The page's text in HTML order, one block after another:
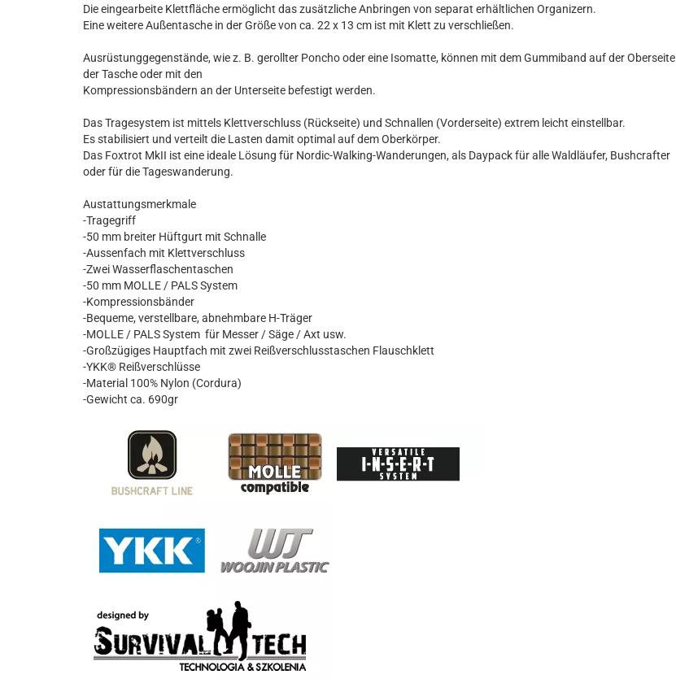
Die eingearbeite Klettfläche ermöglicht das zusätzliche Anbringen von separat erhältlichen Organizern.
Eine weitere Außentasche in der Größe von ca. 22 x 13 cm ist mit Klett zu verschließen.
Ausrüstunggegenstände, wie z. B. gerollter Poncho oder eine Isomatte, können mit dem Gummiband auf der Oberseite
der Tasche oder mit den
Kompressionsbändern an der Unterseite befestigt werden.
Das Tragesystem ist mittels Klettverschluss (Rückseite) und Schnallen (Vorderseite) extrem leicht einstellbar.
Es stabilisiert und verteilt die Lasten damit optimal auf dem Oberkörper.
Das Foxtrot MkII ist eine ideale Lösung für Nordic-Walking-Wanderungen, als Daypack für alle Waldläufer, Bushcrafter
oder für die Tageswanderung.
Austattungsmerkmale
-Tragegriff
-50 mm breiter Hüftgurt mit Schnalle
-Aussenfach mit Klettverschluss
-Zwei Wasserflaschentaschen
-50 mm MOLLE / PALS System
-Kompressionsbänder
-Bequeme, verstellbare, abnehmbare H-Träger
-MOLLE / PALS System für Messer / Säge / Axt usw.
-Großzügiges Hauptfach mit zwei Reißverschlusstaschen Flauschklett
-YKK® Reißverschlüsse
-Material 100% Nylon (Cordura)
-Gewicht ca. 690gr